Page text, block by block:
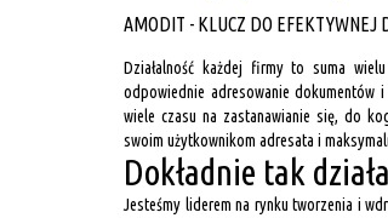
AMODIT - KLUCZ DO EFEKTYWNEJ
Działalność każdej firmy to suma
odpowiednie adresowanie dokumentów
wiele czasu na zastanawianie się, do
swoim użytkownikom adresata i
Dokładnie tak
Jesteśmy liderem na rynku tworzenia i